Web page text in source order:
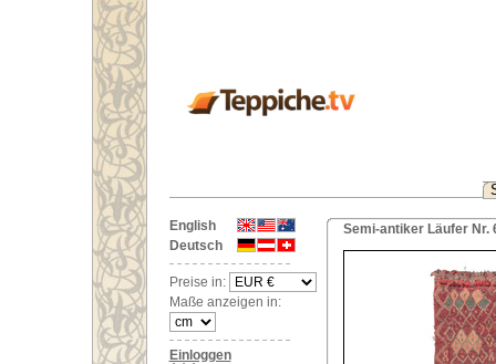
English
Deutsch
Preise in:
Maße anzeigen in:
Einloggen
Semi-antiker Läufer Nr.